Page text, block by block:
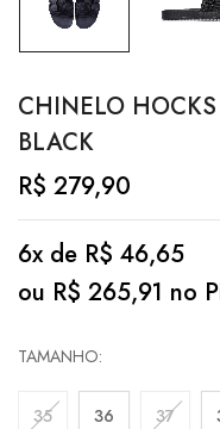
CHINELO
BLACK
R$ 279,90
6x de R$ 46,65
ou R$ 265,91 no
TAMANHO
35 36 37